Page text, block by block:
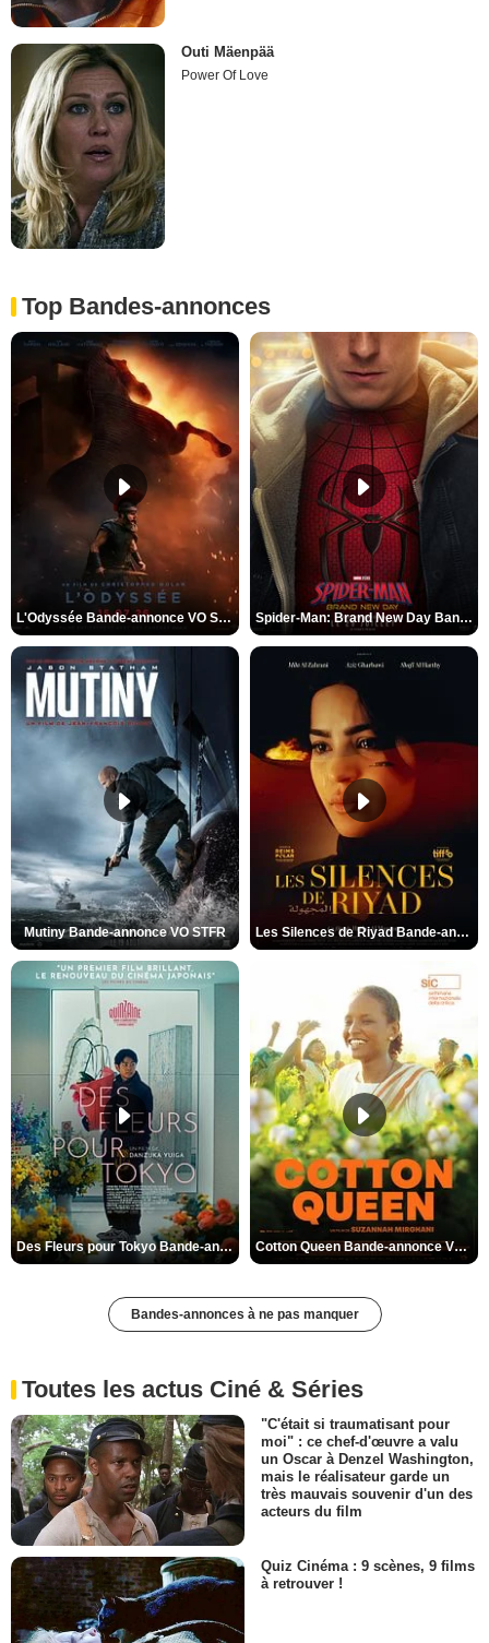
Outi Mäenpää
Power Of Love
Top Bandes-annonces
L'Odyssée Bande-annonce VO STFR Spider-Man: Brand New Day Bande-annonce VO STFR
Mutiny Bande-annonce VO STFR Les Silences de Riyad Bande-annonce VO STFR
Des Fleurs pour Tokyo Bande-annonce VO STFR Cotton Queen Bande-annonce VO STFR
Bandes-annonces à ne pas manquer
Toutes les actus Ciné & Séries
"C'était si traumatisant pour
moi" : ce chef-d'œuvre a valu
un Oscar à Denzel Washington,
mais le réalisateur garde un
très mauvais souvenir d'un des
acteurs du film
Quiz Cinéma : 9 scènes, 9 films
à retrouver !